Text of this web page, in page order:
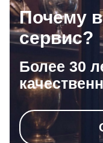
Почему
сервис?
Более 30